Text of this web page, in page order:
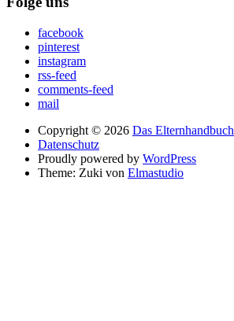
facebook
pinterest
instagram
rss-feed
comments-feed
mail
Copyright © 2026 Das Elternhandbuch
Datenschutz
Proudly powered by WordPress
Theme: Zuki von Elmastudio